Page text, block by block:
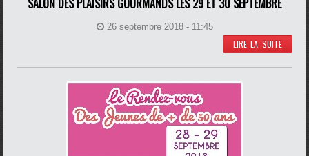
SALON DES PLAISIRS GOURMANDS LES 29 ET 30 SEPTEMBRE
26 septembre 2018 - 11:45
LIRE LA SUITE